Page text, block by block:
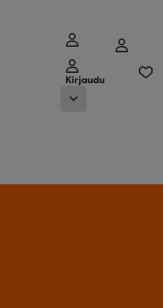
Kirjaudu